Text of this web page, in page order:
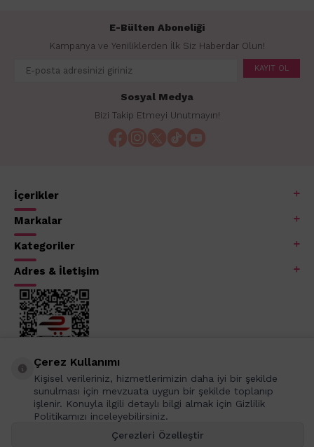
E-Bülten Aboneliği
Kampanya ve Yeniliklerden İlk Siz Haberdar Olun!
KAYIT OL
Sosyal Medya
Bizi Takip Etmeyi Unutmayın!
İçerikler
Markalar
Kategoriler
Adres & İletişim
Çerez Kullanımı
Kişisel verileriniz, hizmetlerimizin daha iyi bir şekilde
sunulması için mevzuata uygun bir şekilde toplanıp
işlenir. Konuyla ilgili detaylı bilgi almak için Gizlilik
Politikamızı inceleyebilirsiniz.
Çerezleri Özelleştir